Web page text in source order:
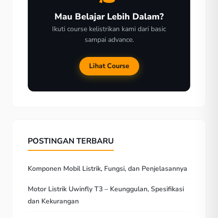
Mau Belajar Lebih Dalam?
Ikuti course kelistrikan kami dari basic
sampai advance.
Lihat Course
POSTINGAN TERBARU
Komponen Mobil Listrik, Fungsi, dan Penjelasannya
Motor Listrik Uwinfly T3 – Keunggulan, Spesifikasi
dan Kekurangan